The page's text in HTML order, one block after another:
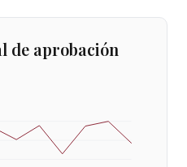
de aprobación